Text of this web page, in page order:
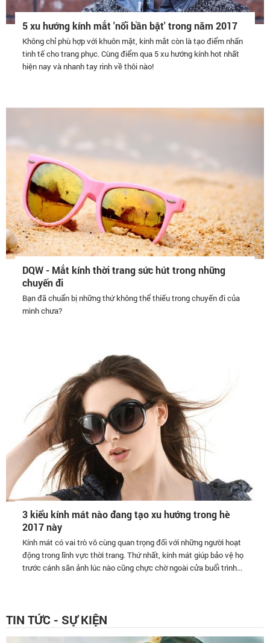
5 xu hướng kính mắt 'nổi bần bật' trong năm 2017
Không chỉ phù hợp với khuôn mặt, kính mắt còn là tạo điểm nhấn
tinh tế cho trang phục. Cùng điểm qua 5 xu hướng kính hot nhất
hiện nay và nhanh tay rinh về thôi nào!
DQW - Mắt kính thời trang sức hút trong những
chuyến đi
Bạn đã chuẩn bị những thứ không thể thiếu trong chuyến đi của
mình chưa?
3 kiểu kính mát nào đang tạo xu hướng trong hè
2017 này
Kính mát có vai trò vô cùng quan trọng đối với những người hoạt
động trong lĩnh vực thời trang. Thứ nhất, kính mát giúp bảo vệ họ
trước cánh săn ảnh lúc nào cũng chực chờ ngoài cửa buổi trình...
TIN TỨC - SỰ KIỆN